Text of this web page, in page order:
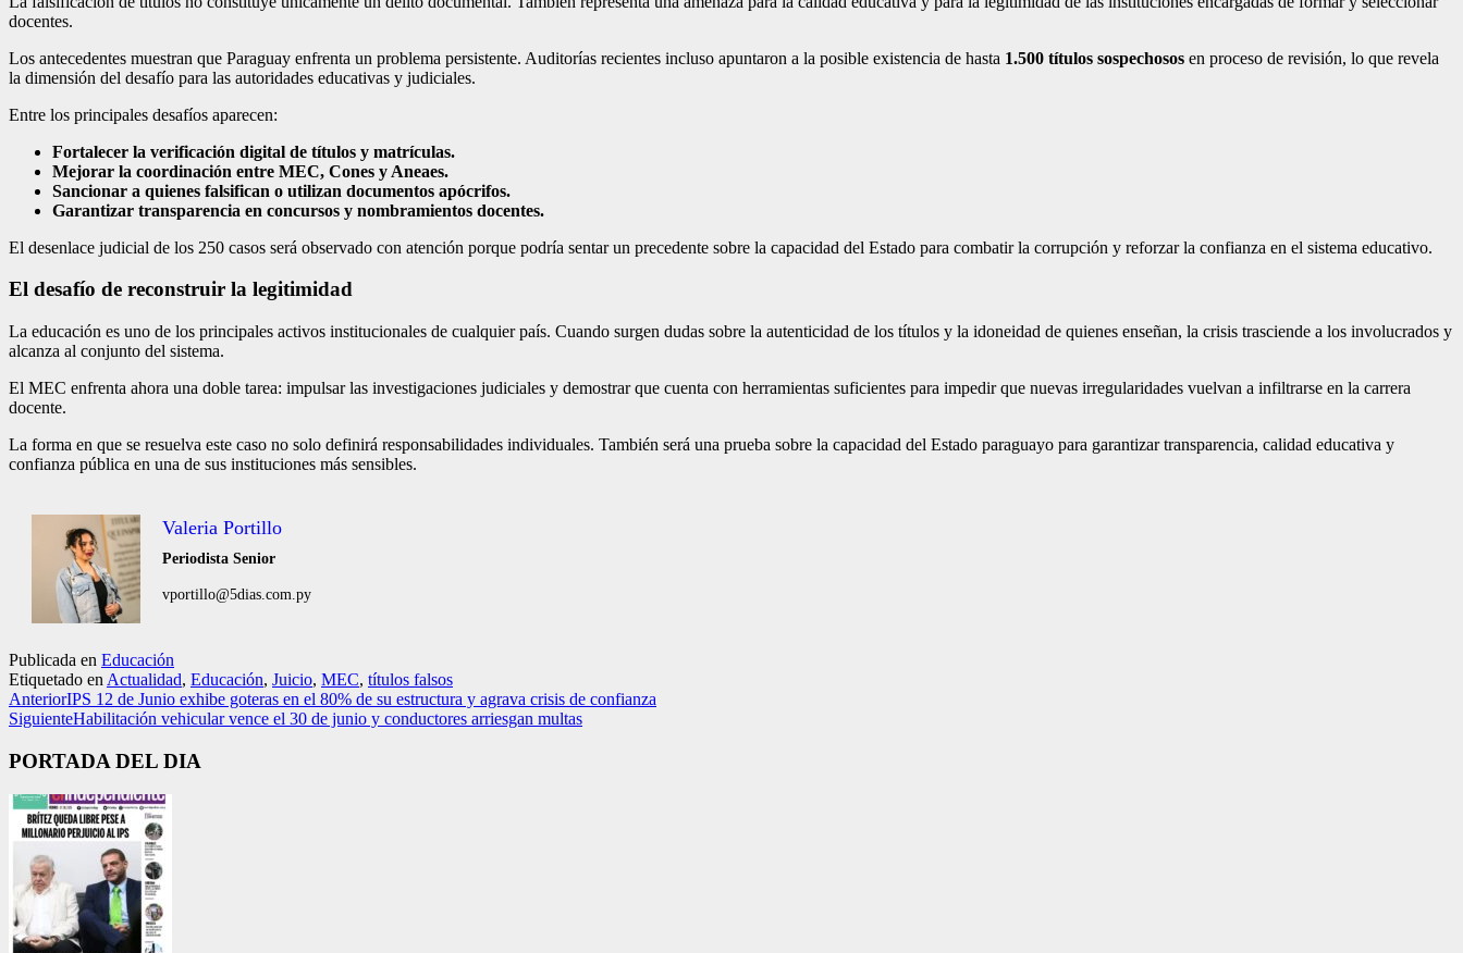
docentes.
Los antecedentes muestran que Paraguay enfrenta un problema persistente. Auditorías recientes incluso apuntaron a la posible existencia de hasta 1.500 títulos sospechosos en proceso de revisión, lo que revela
la dimensión del desafío para las autoridades educativas y judiciales.
Entre los principales desafíos aparecen:
Fortalecer la verificación digital de títulos y matrículas.
Mejorar la coordinación entre MEC, Cones y Aneaes.
Sancionar a quienes falsifican o utilizan documentos apócrifos.
Garantizar transparencia en concursos y nombramientos docentes.
El desenlace judicial de los 250 casos será observado con atención porque podría sentar un precedente sobre la capacidad del Estado para combatir la corrupción y reforzar la confianza en el sistema educativo.
El desafío de reconstruir la legitimidad
La educación es uno de los principales activos institucionales de cualquier país. Cuando surgen dudas sobre la autenticidad de los títulos y la idoneidad de quienes enseñan, la crisis trasciende a los involucrados y
alcanza al conjunto del sistema.
El MEC enfrenta ahora una doble tarea: impulsar las investigaciones judiciales y demostrar que cuenta con herramientas suficientes para impedir que nuevas irregularidades vuelvan a infiltrarse en la carrera
docente.
La forma en que se resuelva este caso no solo definirá responsabilidades individuales. También será una prueba sobre la capacidad del Estado paraguayo para garantizar transparencia, calidad educativa y
confianza pública en una de sus instituciones más sensibles.
Valeria Portillo
Periodista Senior
vportillo@5dias.com.py
Publicada en Educación
Etiquetado en Actualidad, Educación, Juicio, MEC, títulos falsos
AnteriorIPS 12 de Junio exhibe goteras en el 80% de su estructura y agrava crisis de confianza
SiguienteHabilitación vehicular vence el 30 de junio y conductores arriesgan multas
PORTADA DEL DIA